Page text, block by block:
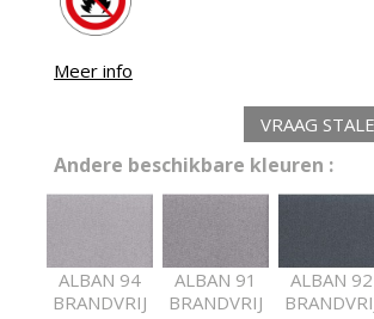
Meer info
VRAAG
Andere beschikbare kleuren :
ALBAN 94
BRANDVRIJ
ALBAN 91
BRANDVRIJ
ALBAN 92